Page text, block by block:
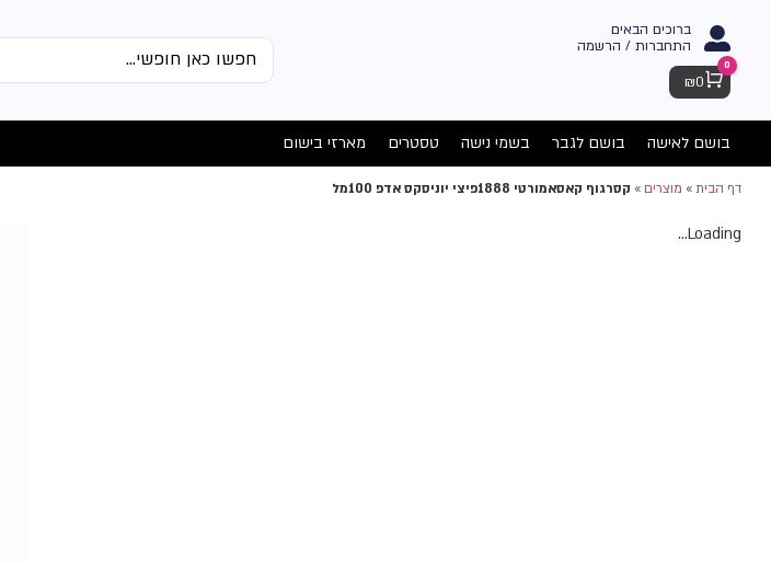
ברוכים הבאים
התחברות / הרשמה
Cart
0
₪0
בושם לאישה בושם לגבר בשמי נישה טסטרים מארזי בישום
דף הבית» מוצרים» קסרגוף קאסאמורטי 1888פיצי יוניסקס אדפ 100מל
Loading...